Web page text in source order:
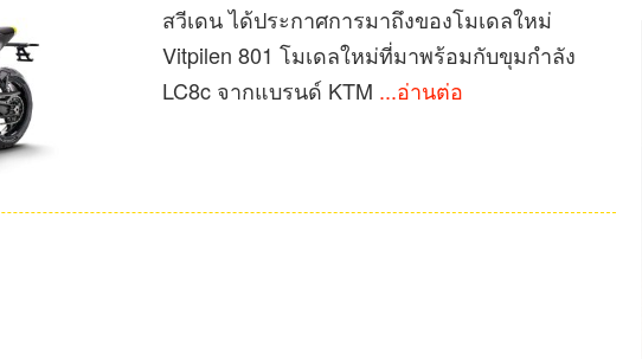
สวีเดน ได้ประกาศการมาถึงของโมเดลใหม่
Vitpilen 801 โมเดลใหม่ที่มาพร้อมกับขุมกำลัง
LC8c จากแบรนด์ KTM ...อ่านต่อ